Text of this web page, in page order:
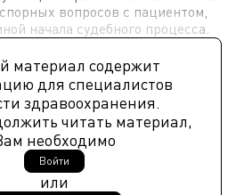
вопросов с пациентом,
начала судебного процесса.
материал содержит
для специалистов
здравоохранения.
читать материал,
необходимо
Войти
или